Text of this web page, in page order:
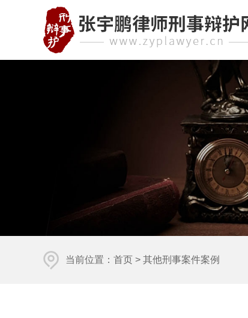
当前位置： 首页 > 其他刑事案件案例